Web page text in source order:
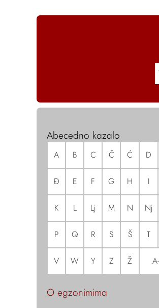
Abecedno kazalo
A B C Č Ć D
Đ E F G H I
K L Lj M N Nj
P Q R S Š T
V W Y Z Ž
O egzonimima